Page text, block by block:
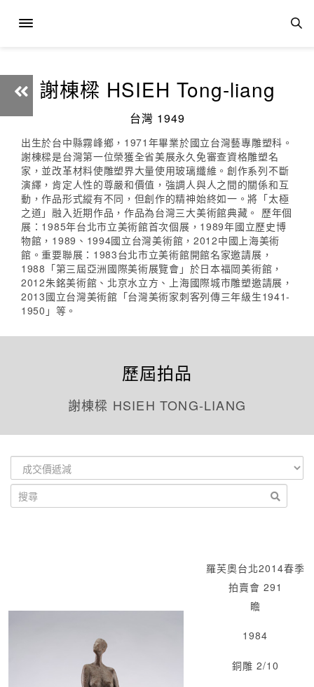
謝棟樑 HSIEH Tong-liang
台灣 1949
出生於台中縣霧峰鄉，1971年畢業於國立台灣藝專雕塑科。
謝棟樑是台灣第一位榮獲全省美展永久免審查資格雕塑名
家，並改革材料使雕塑界大量使用玻璃纖維。創作系列不斷
演繹，肯定人性的尊嚴和價值，強調人與人之間的關係和互
動，作品形式縱有不同，但創作的精神始終如一。將「太極
之道」融入近期作品，作品為台灣三大美術館典藏。 歷年個
展：1985年台北市立美術館首次個展，1989年國立歷史博
物館，1989、1994國立台灣美術館，2012中國上海美術
館。重要聯展：1983台北市立美術館開館名家邀請展，
1988「第三屆亞洲國際美術展覽會」於日本福岡美術館，
2012朱銘美術館、北京水立方、上海國際城市雕塑邀請展，
2013國立台灣美術館「台灣美術家刺客列傳三年級生1941-
1950」等。
歷屆拍品
謝棟樑 HSIEH TONG-LIANG
羅芙奧台北2014春季
拍賣會 291
瞻
1984
銅雕 2/10